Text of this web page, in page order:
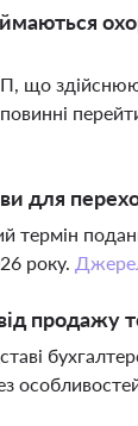
що
для
термін
року.